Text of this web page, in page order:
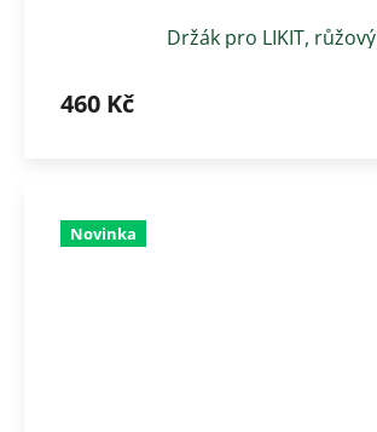
Držák pro LIKIT, růžový
460 Kč
Novinka